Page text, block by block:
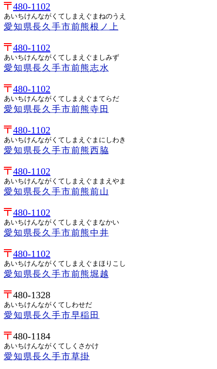
480-1102
あいちけんながくてしまえぐまねのうえ
愛知県長久手市前熊根ノ上
480-1102
あいちけんながくてしまえぐましみず
愛知県長久手市前熊志水
480-1102
あいちけんながくてしまえぐまてらだ
愛知県長久手市前熊寺田
480-1102
あいちけんながくてしまえぐまにしわき
愛知県長久手市前熊西脇
480-1102
あいちけんながくてしまえぐままえやま
愛知県長久手市前熊前山
480-1102
あいちけんながくてしまえぐまなかい
愛知県長久手市前熊中井
480-1102
あいちけんながくてしまえぐまほりこし
愛知県長久手市前熊堀越
480-1328
あいちけんながくてしわせだ
愛知県長久手市早稲田
480-1184
あいちけんながくてしくさかけ
愛知県長久手市草掛